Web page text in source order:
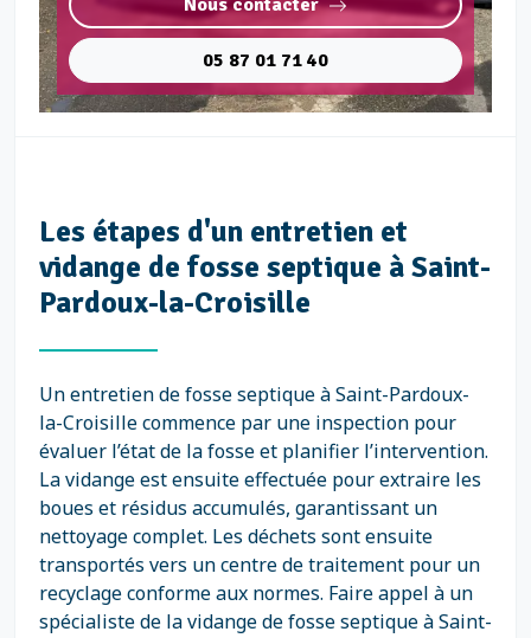
Nous contacter
05 87 01 71 40
Les étapes d'un entretien et
vidange de fosse septique à Saint-
Pardoux-la-Croisille
Un entretien de fosse septique à Saint-Pardoux-
la-Croisille commence par une inspection pour
évaluer l’état de la fosse et planifier l’intervention.
La vidange est ensuite effectuée pour extraire les
boues et résidus accumulés, garantissant un
nettoyage complet. Les déchets sont ensuite
transportés vers un centre de traitement pour un
recyclage conforme aux normes. Faire appel à un
spécialiste de la vidange de fosse septique à Saint-